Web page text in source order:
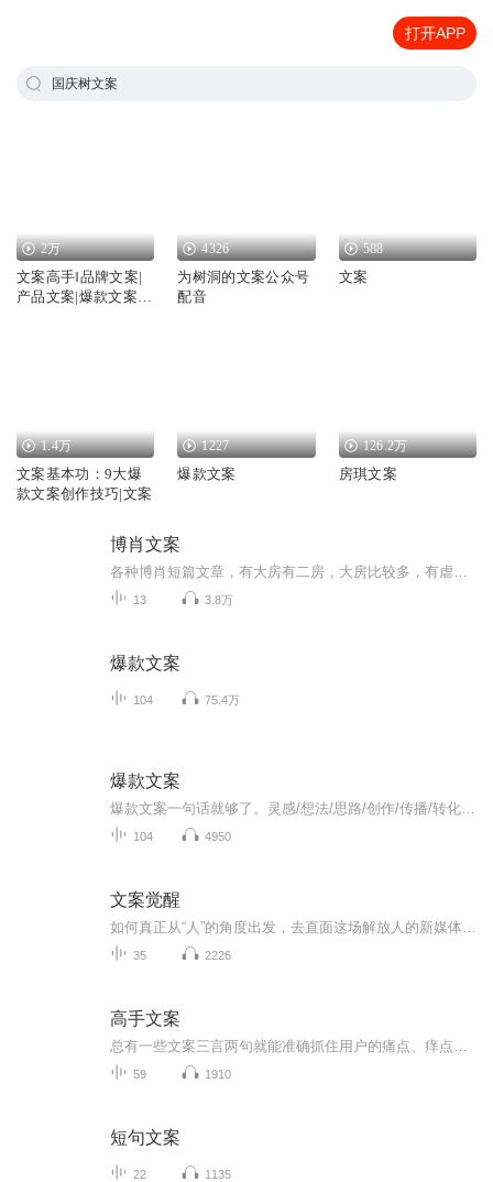
打开APP
国庆树文案
2万
文案高手‖品牌文案|
产品文案|爆款文案‖
4326
为树洞的文案公众号
配音
588
文案
1.4万
文案基本功：9大爆
款文案创作技巧|文案
1227
爆款文案
126.2万
房琪文案
博肖文案
13 3.8万
爆款文案
104 75.4万
爆款文案
104 4950
文案觉醒
35 2226
高手文案
59 1910
短句文案
22 1135